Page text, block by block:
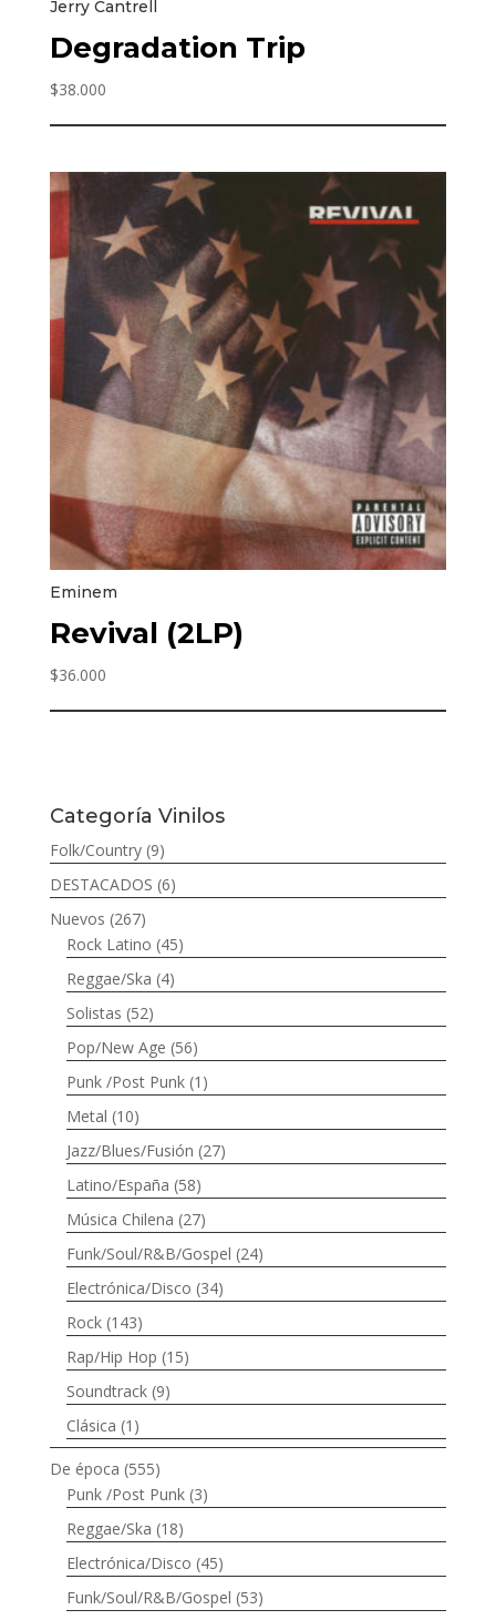
Jerry Cantrell
Degradation Trip
$38.000
Eminem
Revival (2LP)
$36.000
Categoría Vinilos
Folk/Country (9)
DESTACADOS (6)
Nuevos (267)
Rock Latino (45)
Reggae/Ska (4)
Solistas (52)
Pop/New Age (56)
Punk /Post Punk (1)
Metal (10)
Jazz/Blues/Fusión (27)
Latino/España (58)
Música Chilena (27)
Funk/Soul/R&B/Gospel (24)
Electrónica/Disco (34)
Rock (143)
Rap/Hip Hop (15)
Soundtrack (9)
Clásica (1)
De época (555)
Punk /Post Punk (3)
Reggae/Ska (18)
Electrónica/Disco (45)
Funk/Soul/R&B/Gospel (53)